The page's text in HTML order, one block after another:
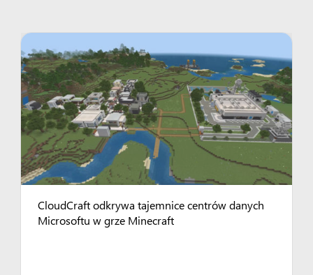
CloudCraft odkrywa tajemnice centrów danych
Microsoftu w grze Minecraft